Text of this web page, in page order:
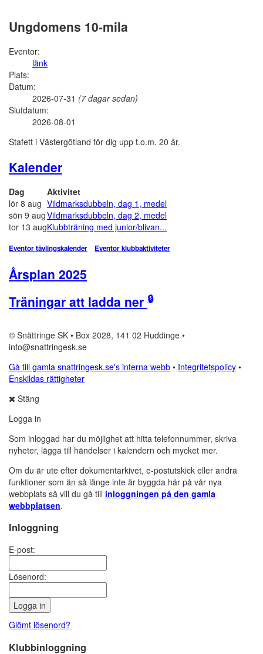
Ungdomens 10-mila
Eventor:
länk
Plats:
Datum:
2026-07-31 (7 dagar sedan)
Slutdatum:
2026-08-01
Stafett i Västergötland för dig upp t.o.m. 20 år.
Kalender
Dag
Aktivitet
lör 8 aug Vildmarksdubbeln, dag 1, medel
sön 9 augVildmarksdubbeln, dag 2, medel
tor 13 augKlubbträning med junior/blivan...
Eventor tävlingskalender Eventor klubbaktiviteter
Årsplan 2025
Träningar att ladda ner 🔒
© Snättringe SK • Box 2028, 141 02 Huddinge •
info@snattringesk.se
Gå till gamla snattringesk.se's interna webb • Integritetspolicy •
Enskildas rättigheter
Stäng
Logga in
Som inloggad har du möjlighet att hitta telefonnummer, skriva
nyheter, lägga till händelser i kalendern och mycket mer.
Om du är ute efter dokumentarkivet, e-postutskick eller andra
funktioner som än så länge inte är byggda här på vår nya
webbplats så vill du gå till inloggningen på den gamla
webbplatsen.
Inloggning
E-post:
Lösenord:
Glömt lösenord?
Klubbinloggning